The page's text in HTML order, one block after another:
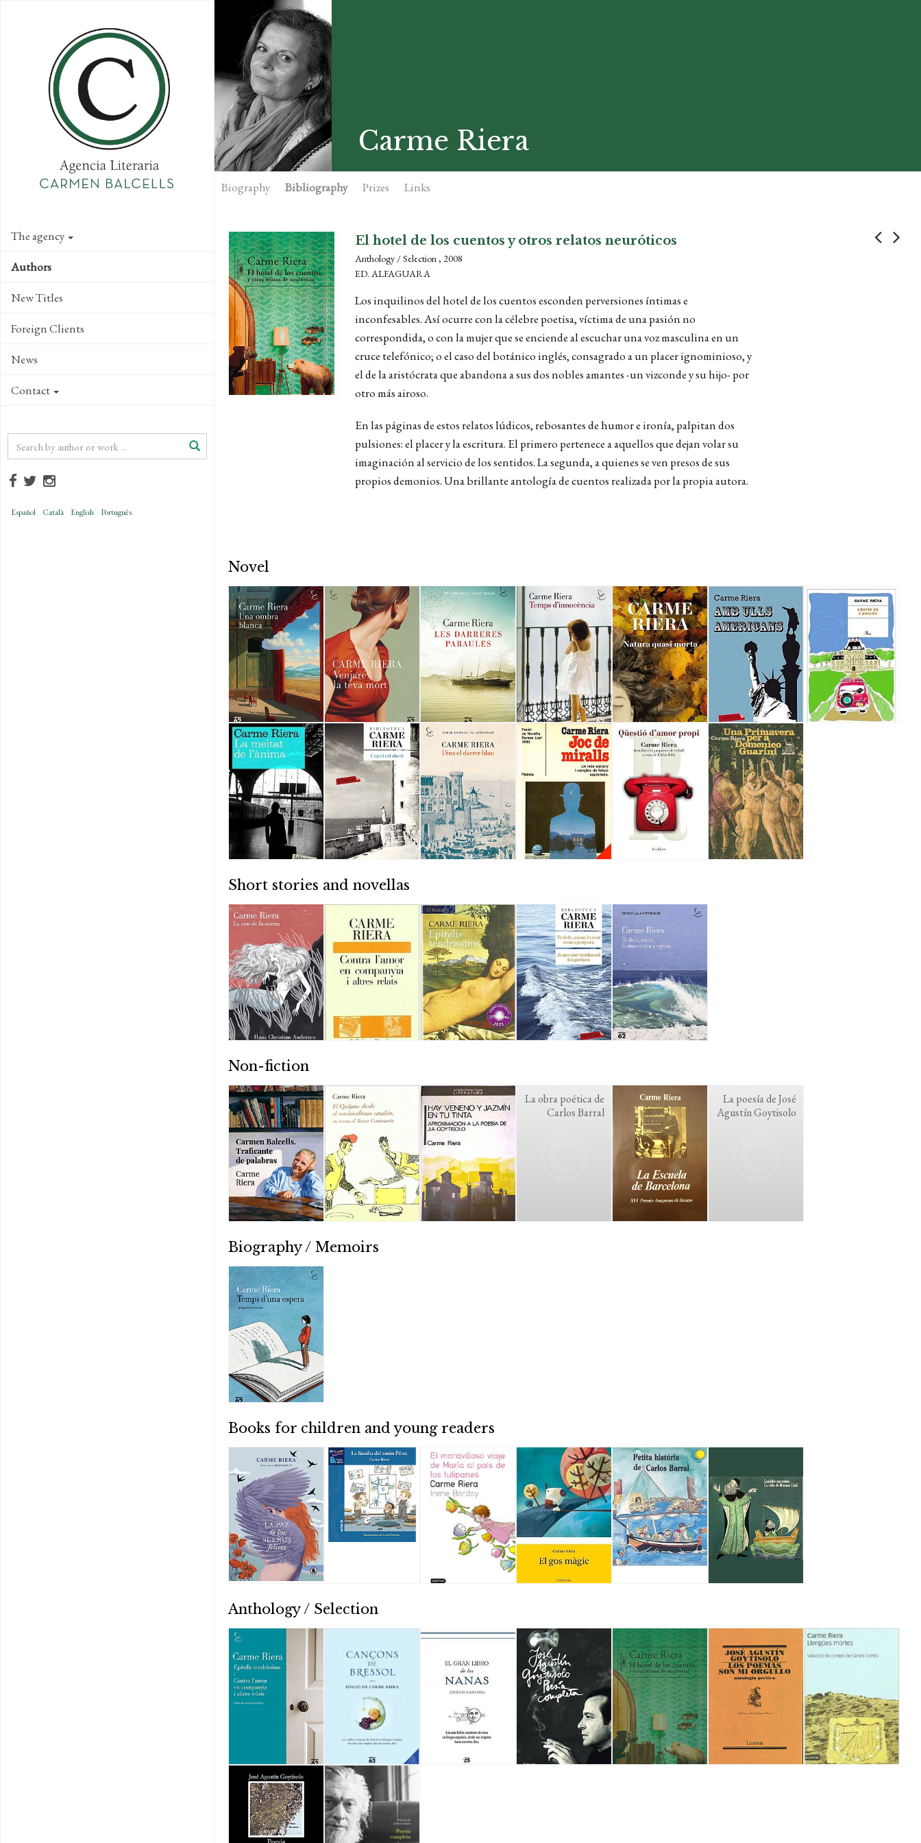
The agency
Authors
New Titles
Foreign Clients
News
Contact
Español Català English Português
Carme Riera
Biography Bibliography Prizes Links
El hotel de los cuentos y otros relatos neuróticos
Anthology / Selection , 2008
ED. ALFAGUARA
Los inquilinos del hotel de los cuentos esconden perversiones íntimas e
inconfesables. Así ocurre con la célebre poetisa, víctima de una pasión no
correspondida, o con la mujer que se enciende al escuchar una voz masculina en un
cruce telefónico; o el caso del botánico inglés, consagrado a un placer ignominioso, y
el de la aristócrata que abandona a sus dos nobles amantes -un vizconde y su hijo- por
otro más airoso.
En las páginas de estos relatos lúdicos, rebosantes de humor e ironía, palpitan dos
pulsiones: el placer y la escritura. El primero pertenece a aquellos que dejan volar su
imaginación al servicio de los sentidos. La segunda, a quienes se ven presos de sus
propios demonios. Una brillante antología de cuentos realizada por la propia autora.
Novel
Short stories and novellas
Non-fiction
La obra poética de
Carlos Barral
La poesía de José
Agustín Goytisolo
Biography / Memoirs
Books for children and young readers
Anthology / Selection